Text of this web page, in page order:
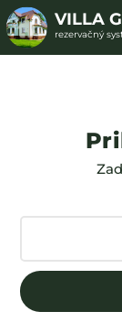
VILLA
rezervačný